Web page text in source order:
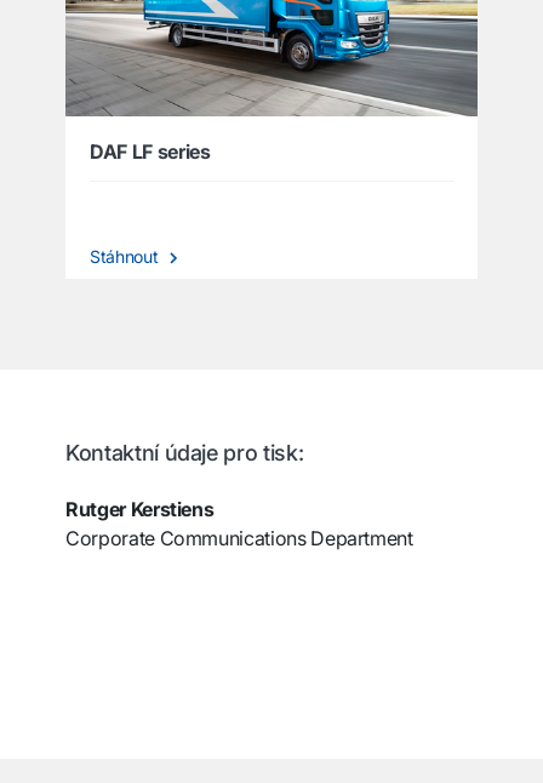
DAF LF series
Stáhnout
Kontaktní údaje pro tisk:
Rutger Kerstiens
Corporate Communications Department